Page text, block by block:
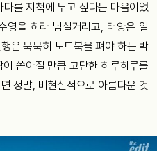
를 지척에 두고 싶다는 마음이었
영을 하라 넘실거리고, 태양은 일
은 묵묵히 노트북을 펴야 하는 박
쏟아질 만큼 고단한 하루하루를
정말, 비현실적으로 아름다운 것